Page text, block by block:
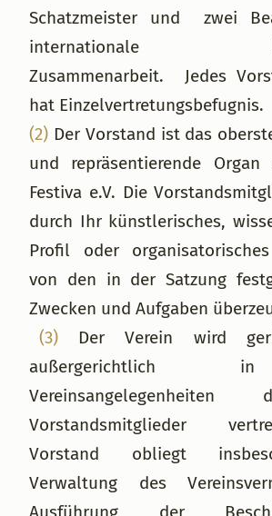
Schatzmeister und zwei
internationale
Zusammenarbeit. Jedes
hat Einzelvertretungsbefugnis.
(2) Der Vorstand ist das
und repräsentierende Organ
Festiva e.V. Die
durch Ihr künstlerisches,
Profil oder
von den in der Satzung
Zwecken und Aufgaben
(3) Der Verein wird
außergerichtlich
Vorstandsmitglieder
Vorstand obliegt
Verwaltung des